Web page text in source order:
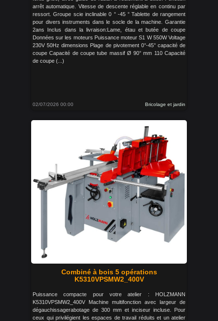
arrêt automatique. Vitesse de descente réglable en continu par
ressort. Groupe scie inclinable 0 ° -45 ° Tablette de rangement
pour divers instruments dans le socle de la machine. Garantie
2ans Inclus dans la livraison:Lame, étau et butée de coupe
Données sur les moteurs Puissance moteur S1 W 550W Voltage
230V 50Hz dimensions Plage de pivotement 0°-45° capacité de
coupe Capacité de coupe tube massif Ø 90° mm 110 Capacité
de coupe (...)
02/07/2026 00:00 Bricolage et jardin
Combiné à bois 5 opérations
K5310VPSMW2_400V
Puissance compacte pour votre atelier : HOLZMANN
K5310VPSMW2_400V Machine multifonction avec largeur de
dégauchissagerabotage de 300 mm et inciseur incluse. Pour
ceux qui privilégient les espaces de travail réduits et un atelier